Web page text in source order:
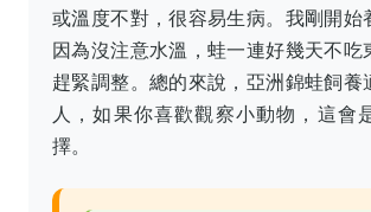
或溫度不對，很容易生病。我剛開始
因為沒注意水溫，蛙一連好幾天不吃
趕緊調整。總的來說，亞洲錦蛙飼養
人，如果你喜歡觀察小動物，這會
擇。